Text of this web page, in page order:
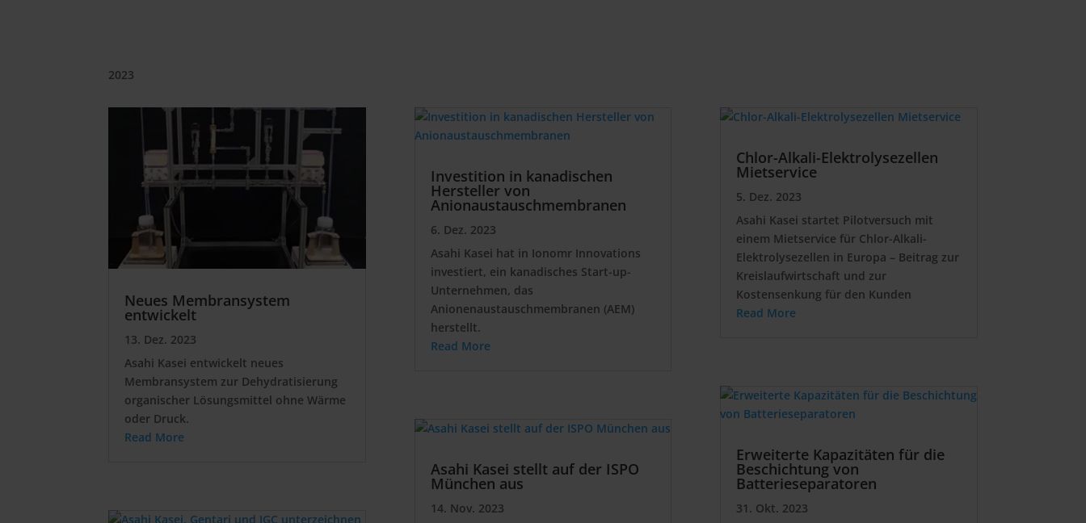
2023
Neues Membransystem
entwickelt
13. Dez. 2023
Asahi Kasei entwickelt neues
Membransystem zur Dehydratisierung
organischer Lösungsmittel ohne Wärme
oder Druck.
Read More
Investition in kanadischen
Hersteller von
Anionaustauschmembranen
6. Dez. 2023
Asahi Kasei hat in Ionomr Innovations
investiert, ein kanadisches Start-up-
Unternehmen, das
Anionenaustauschmembranen (AEM)
herstellt.
Read More
Asahi Kasei stellt auf der ISPO
München aus
14. Nov. 2023
Chlor-Alkali-Elektrolysezellen
Mietservice
5. Dez. 2023
Asahi Kasei startet Pilotversuch mit
einem Mietservice für Chlor-Alkali-
Elektrolysezellen in Europa – Beitrag zur
Kreislaufwirtschaft und zur
Kostensenkung für den Kunden
Read More
Erweiterte Kapazitäten für die
Beschichtung von
Batterieseparatoren
31. Okt. 2023